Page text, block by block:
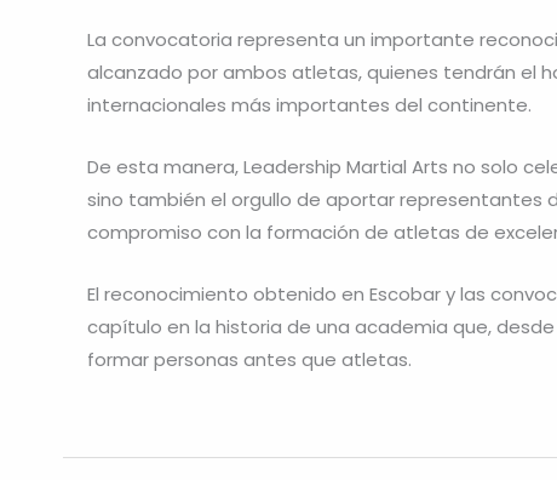
La convocatoria representa un importante
alcanzado por ambos atletas, quienes tendrán el
internacionales más importantes del continente.
De esta manera, Leadership Martial Arts no solo
sino también el orgullo de aportar representantes
compromiso con la formación de atletas de
El reconocimiento obtenido en Escobar y las
capítulo en la historia de una academia que,
formar personas antes que atletas.